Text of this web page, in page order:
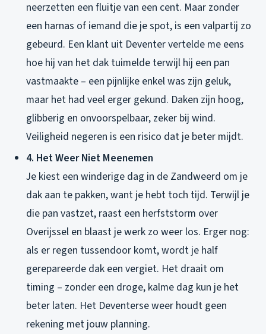
neerzetten een fluitje van een cent. Maar zonder
een harnas of iemand die je spot, is een valpartij zo
gebeurd. Een klant uit Deventer vertelde me eens
hoe hij van het dak tuimelde terwijl hij een pan
vastmaakte – een pijnlijke enkel was zijn geluk,
maar het had veel erger gekund. Daken zijn hoog,
glibberig en onvoorspelbaar, zeker bij wind.
Veiligheid negeren is een risico dat je beter mijdt.
4. Het Weer Niet Meenemen
Je kiest een winderige dag in de Zandweerd om je
dak aan te pakken, want je hebt toch tijd. Terwijl je
die pan vastzet, raast een herfststorm over
Overijssel en blaast je werk zo weer los. Erger nog:
als er regen tussendoor komt, wordt je half
gerepareerde dak een vergiet. Het draait om
timing – zonder een droge, kalme dag kun je het
beter laten. Het Deventerse weer houdt geen
rekening met jouw planning.